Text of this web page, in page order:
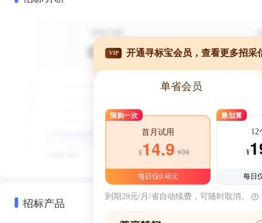
招标产品
VIP 开通寻标宝会员，查看更多招采
单省会员
限购一次
首月试用
¥14.9 ¥39
每日仅0.48元
最划算
12
¥
每日
到期29元/月/省自动续费，可随时取消。